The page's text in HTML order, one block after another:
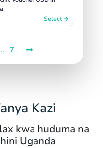
Select
7
Kazi
kwa huduma na
Uganda